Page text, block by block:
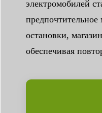
электромобилей
остановки,
обеспечивая